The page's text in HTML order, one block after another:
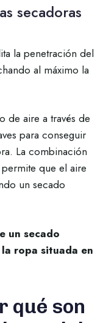
secadoras
la penetración del
al máximo la
de aire a través de
para conseguir
La combinación
que el aire
un secado
un secado
ropa situada en
qué son